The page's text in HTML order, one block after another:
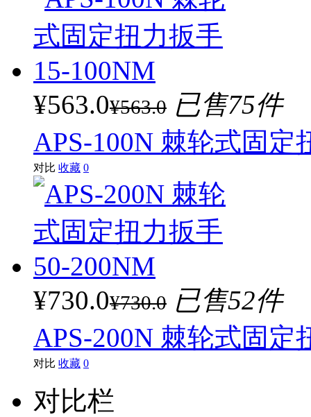
¥563.0¥563.0 已售75件
APS-100N 棘轮式固定
对比 收藏 0
¥730.0¥730.0 已售52件
APS-200N 棘轮式固定
对比 收藏 0
对比栏